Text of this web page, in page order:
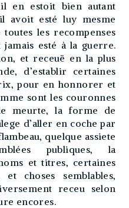
il en estoit bien autant
avoit esté luy mesme
les recompenses
esté à la guerre.
et receuë en la plus
d’establir certaines
pour en honnorer et
sont les couronnes
meurte, la forme de
d’aller en coche par
quelque assiete
publiques, la
et titres, certaines
choses semblables,
receu selon
encores.